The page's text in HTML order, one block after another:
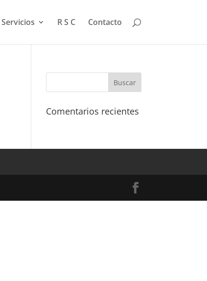
Servicios R S C Contacto
Comentarios recientes